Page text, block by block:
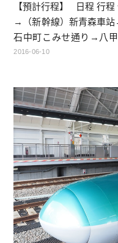
【預計行程】 日程 行
→（新幹線）新青森車
石中町こみせ通り→八
望台→十和田湖→住宿 十
2016-06-10